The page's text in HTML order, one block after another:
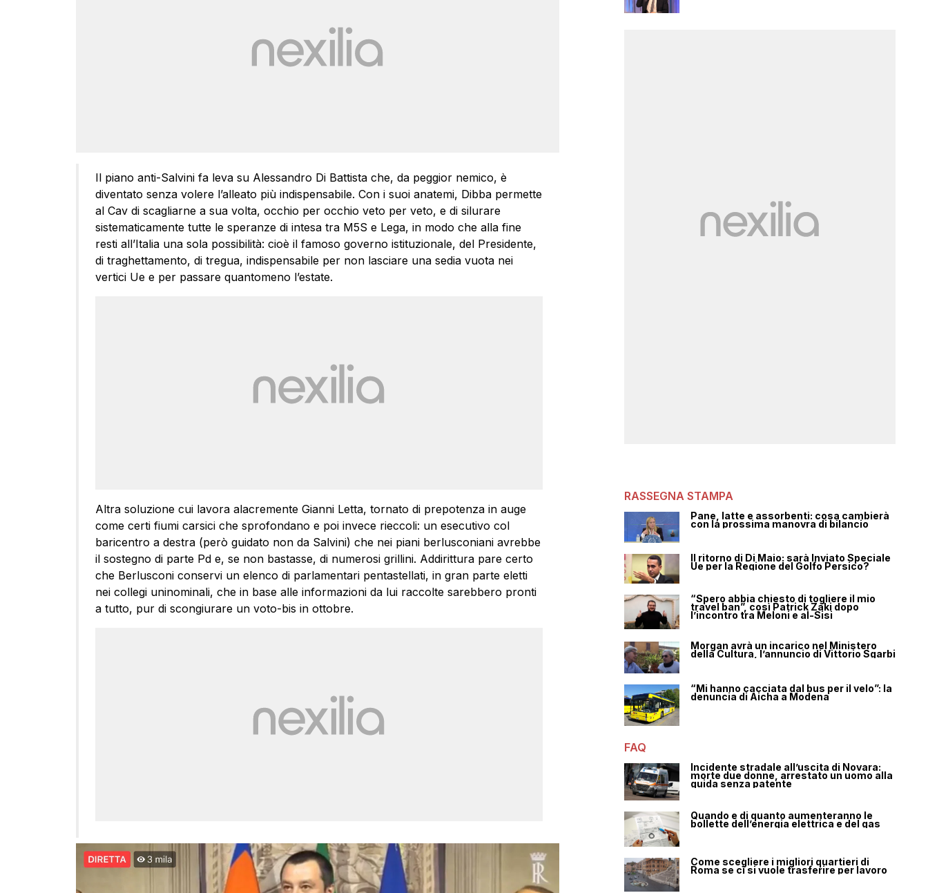
Il piano anti-Salvini fa leva su Alessandro Di Battista che, da peggior nemico, è
diventato senza volere l’alleato più indispensabile. Con i suoi anatemi, Dibba permette
al Cav di scagliarne a sua volta, occhio per occhio veto per veto, e di silurare
sistematicamente tutte le speranze di intesa tra M5S e Lega, in modo che alla fine
resti all’Italia una sola possibilità: cioè il famoso governo istituzionale, del Presidente,
di traghettamento, di tregua, indispensabile per non lasciare una sedia vuota nei
vertici Ue e per passare quantomeno l’estate.
Altra soluzione cui lavora alacremente Gianni Letta, tornato di prepotenza in auge
come certi fiumi carsici che sprofondano e poi invece rieccoli: un esecutivo col
baricentro a destra (però guidato non da Salvini) che nei piani berlusconiani avrebbe
il sostegno di parte Pd e, se non bastasse, di numerosi grillini. Addirittura pare certo
che Berlusconi conservi un elenco di parlamentari pentastellati, in gran parte eletti
nei collegi uninominali, che in base alle informazioni da lui raccolte sarebbero pronti
a tutto, pur di scongiurare un voto-bis in ottobre.
RASSEGNA STAMPA
Pane, latte e assorbenti: cosa cambierà
con la prossima manovra di bilancio
Il ritorno di Di Maio: sarà Inviato Speciale
Ue per la Regione del Golfo Persico?
“Spero abbia chiesto di togliere il mio
travel ban”, così Patrick Zaki dopo
l’incontro tra Meloni e al-Sisi
Morgan avrà un incarico nel Ministero
della Cultura, l’annuncio di Vittorio Sgarbi
“Mi hanno cacciata dal bus per il velo”: la
denuncia di Aicha a Modena
FAQ
Incidente stradale all’uscita di Novara:
morte due donne, arrestato un uomo alla
guida senza patente
Quando e di quanto aumenteranno le
bollette dell’energia elettrica e del gas
Come scegliere i migliori quartieri di
Roma se ci si vuole trasferire per lavoro